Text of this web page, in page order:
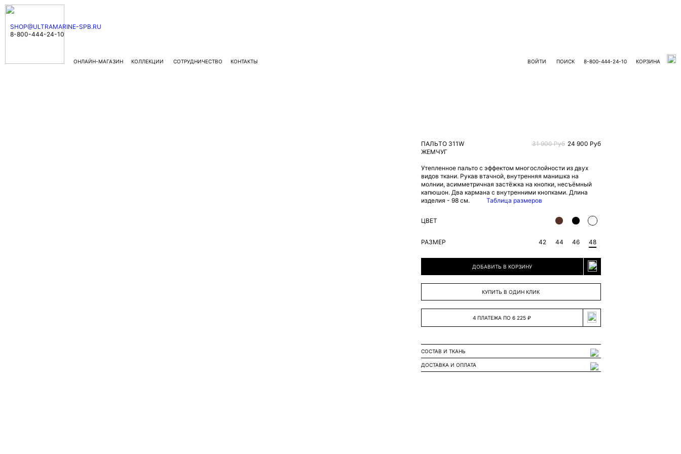
ОНЛАЙН-МАГАЗИН КОЛЛЕКЦИИ СОТРУДНИЧЕСТВО КОНТАКТЫ
SHOP@ULTRAMARINE-SPB.RU
8-800-444-24-10
ВОЙТИ ПОИСК 8-800-444-24-10 КОРЗИНА
ПАЛЬТО 311W
ЖЕМЧУГ
31 900 Руб 24 900 Руб
Утепленное пальто с эффектом многослойности из двух
видов ткани. Рукав втачной, внутренняя манишка на
молнии, асимметричная застёжка на кнопки, несъёмный
капюшон. Два кармана с внутренними кнопками. Длина
изделия - 98 см.
Таблица размеров
ЦВЕТ
РАЗМЕР 48
46
44
42
ДОБАВИТЬ В КОРЗИНУ
КУПИТЬ В ОДИН КЛИК
4 ПЛАТЕЖА ПО 6 225 ₽
СОСТАВ И ТКАНЬ
ДОСТАВКА И ОПЛАТА